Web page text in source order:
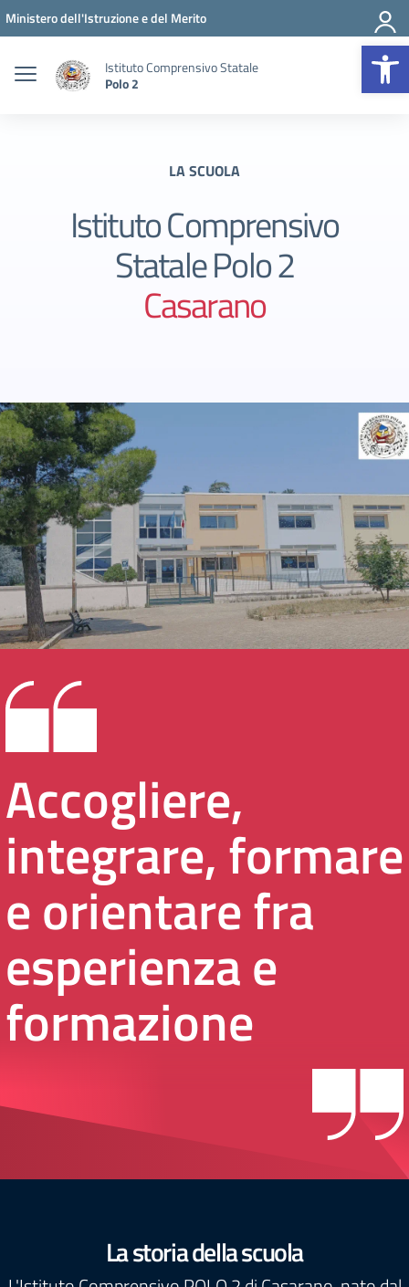
Vai ai contenuti
Vai al menu di navigazione
Vai al footer
Ministero dell'Istruzione e del Merito
Istituto Comprensivo Statale
Polo 2
LA SCUOLA
Istituto Comprensivo
Statale Polo 2
Casarano
Accogliere,
integrare, formare
e orientare fra
esperienza e
formazione
La storia della scuola